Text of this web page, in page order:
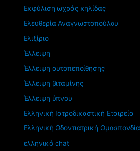
Εκφύλιση ωχράς κηλίδας
Ελευθερία Αναγνωστοπούλου
Ελιξίριο
Έλλειψη
Έλλειψη αυτοπεποίθησης
Έλλειψη βιταμίνης
Έλλειψη ύπνου
Ελληνική Ιατροδικαστική Εταιρεία
Ελληνική Οδοντιατρική Ομοσπονδία
ελληνικό chat